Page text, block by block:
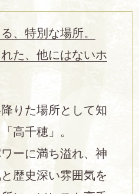
、特別な場所。
た、他にはないホ
りた場所として知
高千穂」。
ーに満ち溢れ、神
歴史深い雰囲気を